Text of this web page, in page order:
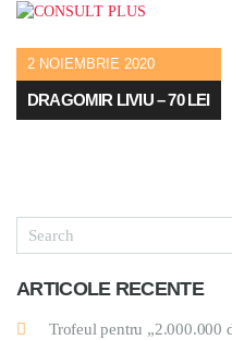
2 NOIEMBRIE 2020
DRAGOMIR LIVIU – 70 LEI
ARTICOLE RECENTE
Trofeul pentru „2.000.000